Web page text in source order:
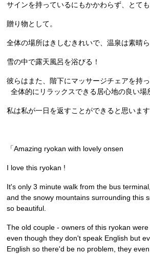
サインを持っているにもかかわらず、とて
贈り物として。
全体の場所はきしむきれいで、温泉は素晴ら
雪の中で露天風呂を浴びる！
彼らはまた、階下にマッサージチェアを持っ
全体的にリラックスできる居心地の良い場
私は私が一日を返すことができると思います.
「Amazing ryokan with lovely onsen
I love this ryokan !
It's only 3 minute walk from the bus
and the snowy mountains surrounding this
so beautiful.
The old couple - owners of this ryokan were
even though they don't speak English but
English so there'd be no problem, they